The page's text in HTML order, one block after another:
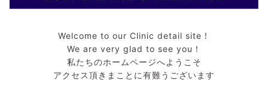
Welcome to our Clinic detail site！
We are very glad to see you！
私たちのホームページへようこそ
アクセス頂きまことに有難うございます